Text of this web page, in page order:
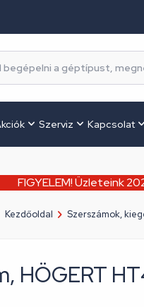
Szerviz Kapcsolat
FIGYELEM! Üzleteink
Kezdőoldal Szerszámok,
HÖGERT